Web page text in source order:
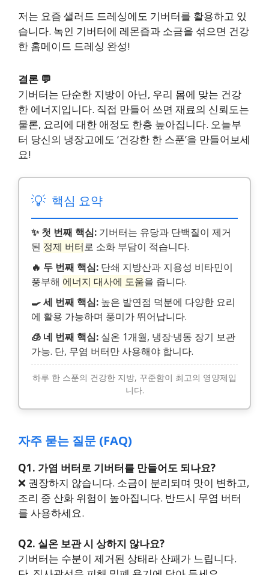
저는 요즘 샐러드 드레싱에도 기버터를 활용하고 있
습니다. 녹인 기버터에 레몬즙과 소금을 섞으면 건강
한 홈메이드 드레싱 완성!
결론 💬
기버터는 단순한 지방이 아닌, 우리 몸에 맞는 건강
한 에너지입니다. 직접 만들어 쓰면 재료의 신뢰도는
물론, 요리에 대한 애정도 한층 높아집니다. 오늘부
터 당신의 냉장고에도 ‘건강한 한 스푼’을 만들어보세
요!
💡 핵심 요약
✨ 첫 번째 핵심: 기버터는 유당과 단백질이 제거
된 정제 버터로 소화 부담이 적습니다.
🔥 두 번째 핵심: 단쇄 지방산과 지용성 비타민이
풍부해 에너지 대사에 도움을 줍니다.
🍳 세 번째 핵심: 높은 발연점 덕분에 다양한 요리
에 활용 가능하며 풍미가 뛰어납니다.
🧊 네 번째 핵심: 실온 1개월, 냉장·냉동 장기 보관
가능. 단, 무염 버터만 사용해야 합니다.
하루 한 스푼의 건강한 지방, 꾸준함이 최고의 영양제입
니다.
자주 묻는 질문 (FAQ)
Q1. 가염 버터로 기버터를 만들어도 되나요?
❌ 권장하지 않습니다. 소금이 분리되며 맛이 변하고,
조리 중 산화 위험이 높아집니다. 반드시 무염 버터
를 사용하세요.
Q2. 실온 보관 시 상하지 않나요?
기버터는 수분이 제거된 상태라 산패가 느립니다.